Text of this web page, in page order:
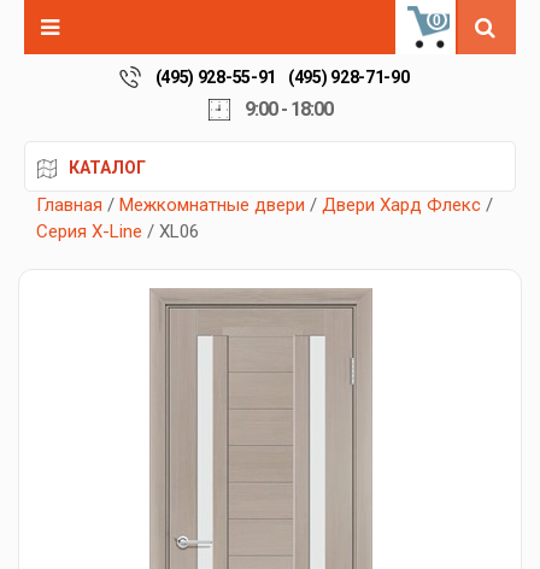
0
(495) 928-55-91 (495) 928-71-90
9:00 - 18:00
КАТАЛОГ
Главная / Межкомнатные двери / Двери Хард Флекс /
Серия X-Line / XL06